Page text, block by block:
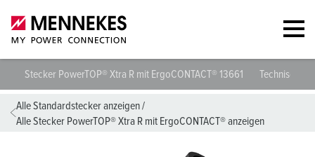
Stecker PowerTOP® Xtra R mit ErgoCONTACT® 13661 Technische
Alle Standardstecker anzeigen/
Alle Stecker PowerTOP® Xtra R mit ErgoCONTACT® anzeigen